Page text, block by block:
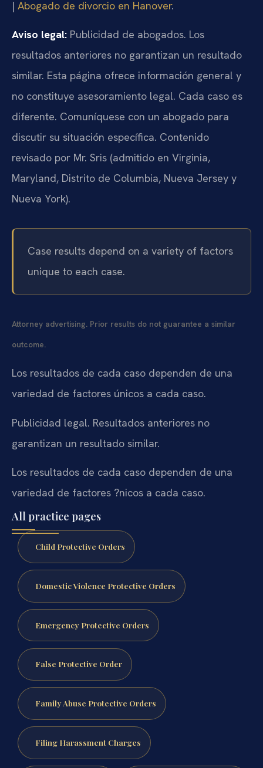
| Abogado de divorcio en Hanover.
Aviso legal: Publicidad de abogados. Los
resultados anteriores no garantizan un resultado
similar. Esta página ofrece información general y
no constituye asesoramiento legal. Cada caso es
diferente. Comuníquese con un abogado para
discutir su situación específica. Contenido
revisado por Mr. Sris (admitido en Virginia,
Maryland, Distrito de Columbia, Nueva Jersey y
Nueva York).
Case results depend on a variety of factors
unique to each case.
Attorney advertising. Prior results do not guarantee a similar
outcome.
Los resultados de cada caso dependen de una
variedad de factores únicos a cada caso.
Publicidad legal. Resultados anteriores no
garantizan un resultado similar.
Los resultados de cada caso dependen de una
variedad de factores ?nicos a cada caso.
All practice pages
Child Protective Orders
Domestic Violence Protective Orders
Emergency Protective Orders
False Protective Order
Family Abuse Protective Orders
Filing Harassment Charges